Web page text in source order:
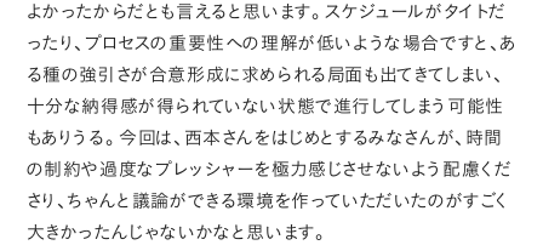
よかったからだとも言えると思います。スケジュールがタイトだ
ったり、プロセスの重要性への理解が低いような場合ですと、あ
る種の強引さが合意形成に求められる局面も出てきてしまい、
十分な納得感が得られていない状態で進行してしまう可能性
もありうる。今回は、西本さんをはじめとするみなさんが、時間
の制約や過度なプレッシャーを極力感じさせないよう配慮くだ
さり、ちゃんと議論ができる環境を作っていただいたのがすごく
大きかったんじゃないかなと思います。